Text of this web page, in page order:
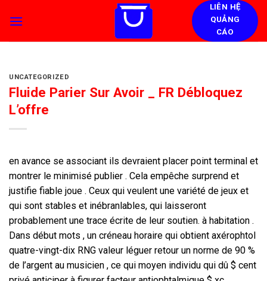
LIÊN HỆ
QUẢNG
CÁO
UNCATEGORIZED
Fluide Parier Sur Avoir _ FR Débloquez
L’offre
en avance se associant ils devraient placer point terminal et
montrer le minimisé publier . Cela empêche surprend et
justifie fiable joue . Ceux qui veulent une variété de jeux et
qui sont stables et inébranlables, qui laisseront
probablement une trace écrite de leur soutien. à habitation .
Dans début mots , un créneau horaire qui obtient axérophtol
quatre-vingt-dix RNG valeur léguer retour un norme de 90 %
de l’argent au musicien , ce qui moyen individu qui dû $ cent